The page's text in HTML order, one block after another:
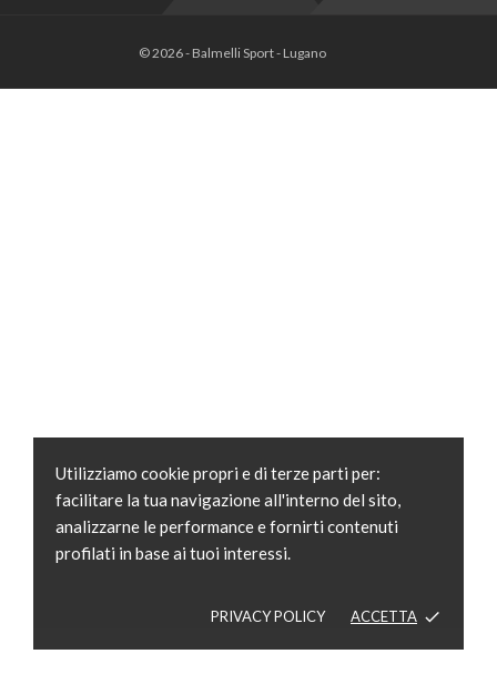
Utilizziamo cookie propri e di terze parti per:
facilitare la tua navigazione all'interno del sito,
analizzarne le performance e fornirti contenuti
profilati in base ai tuoi interessi.
PRIVACY POLICY ACCETTA done
© 2026 - Balmelli Sport - Lugano